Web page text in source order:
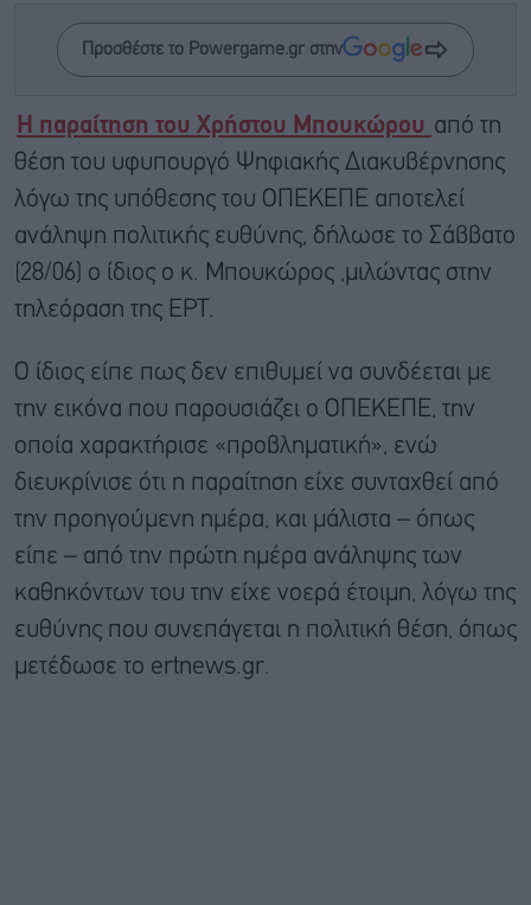
Προσθέστε το Powergame.gr στην
Η παραίτηση του Χρήστου Μπουκώρου από τη
θέση του υφυπουργό Ψηφιακής Διακυβέρνησης
λόγω της υπόθεσης του ΟΠΕΚΕΠΕ αποτελεί
ανάληψη πολιτικής ευθύνης, δήλωσε το Σάββατο
(28/06) ο ίδιος ο κ. Μπουκώρος ,μιλώντας στην
τηλεόραση της ΕΡΤ.
Ο ίδιος είπε πως δεν επιθυμεί να συνδέεται με
την εικόνα που παρουσιάζει ο ΟΠΕΚΕΠΕ, την
οποία χαρακτήρισε «προβληματική», ενώ
διευκρίνισε ότι η παραίτηση είχε συνταχθεί από
την προηγούμενη ημέρα, και μάλιστα – όπως
είπε – από την πρώτη ημέρα ανάληψης των
καθηκόντων του την είχε νοερά έτοιμη, λόγω της
ευθύνης που συνεπάγεται η πολιτική θέση, όπως
μετέδωσε το ertnews.gr.